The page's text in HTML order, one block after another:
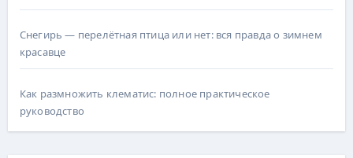
Снегирь — перелётная птица или нет: вся правда о зимнем
красавце
Как размножить клематис: полное практическое
руководство